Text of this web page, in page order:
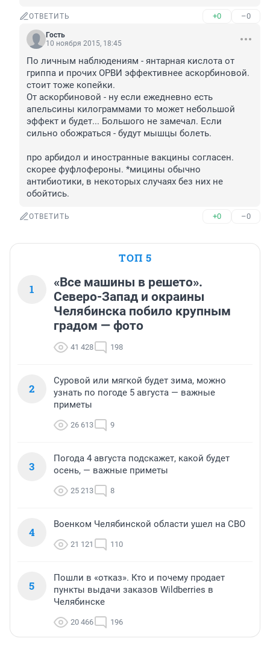
ОТВЕТИТЬ +0 –0
Гость
10 ноября 2015, 18:45
По личным наблюдениям - янтарная кислота от
гриппа и прочих ОРВИ эффективнее аскорбиновой.
стоит тоже копейки.
От аскорбиновой - ну если ежедневно есть
апельсины килограммами то может небольшой
эффект и будет... Большого не замечал. Если
сильно обожраться - будут мышцы болеть.
про арбидол и иностранные вакцины согласен.
скорее фуфлофероны. *мицины обычно
антибиотики, в некоторых случаях без них не
обойтись.
ОТВЕТИТЬ +0 –0
ТОП 5
1
«Все машины в решето».
Северо-Запад и окраины
Челябинска побило крупным
градом — фото
41 428 198
2
Суровой или мягкой будет зима, можно
узнать по погоде 5 августа — важные
приметы
26 613 9
3
Погода 4 августа подскажет, какой будет
осень, — важные приметы
25 213 8
4
Военком Челябинской области ушел на СВО
21 121 110
5
Пошли в «отказ». Кто и почему продает
пункты выдачи заказов Wildberries в
Челябинске
20 466 196